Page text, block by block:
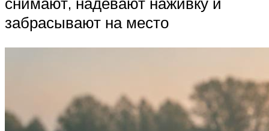
забрасывают на место